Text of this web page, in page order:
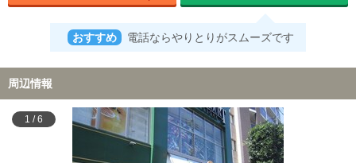
おすすめ 電話ならやりとりがスムーズです
周辺情報
1 /6